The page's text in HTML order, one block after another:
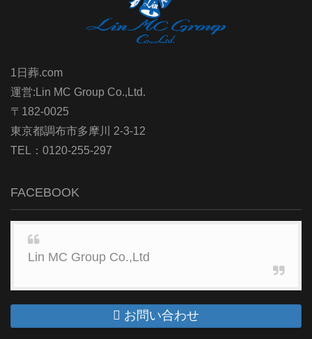
1日葬.com
運営:Lin MC Group Co.,Ltd.
〒182-0025
東京都調布市多摩川 2-3-12
TEL：0120-255-297
FACEBOOK
Lin MC Group Co.,Ltd
お問い合わせ